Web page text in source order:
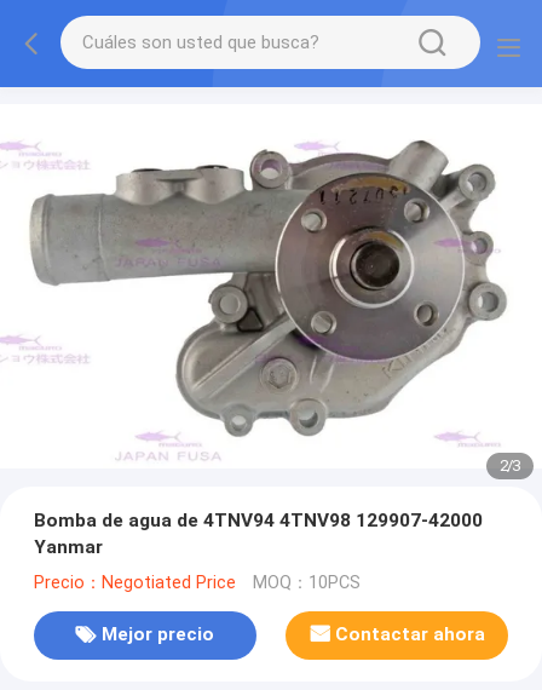
2/3
Bomba de agua de 4TNV94 4TNV98 129907-42000
Yanmar
Precio：Negotiated Price MOQ：10PCS
Mejor precio Contactar ahora